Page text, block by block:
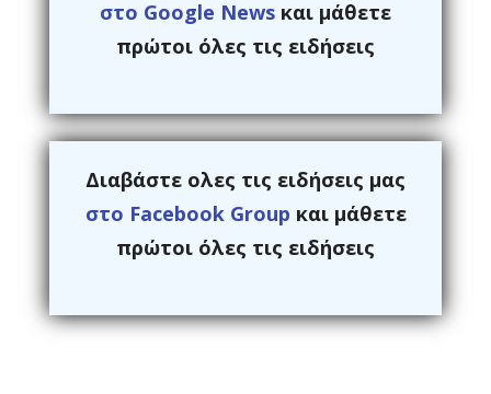
στο Google News και μάθετε
πρώτοι όλες τις ειδήσεις
Διαβάστε ολες τις ειδήσεις μας
στο Facebook Group και μάθετε
πρώτοι όλες τις ειδήσεις